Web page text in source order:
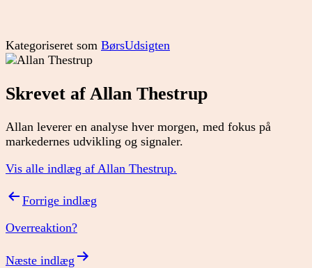
Kategoriseret som BørsUdsigten
Skrevet af Allan Thestrup
Allan leverer en analyse hver morgen, med fokus på
markedernes udvikling og signaler.
Vis alle indlæg af Allan Thestrup.
Indlægsnavigation
Forrige indlæg
Overreaktion?
Næste indlæg